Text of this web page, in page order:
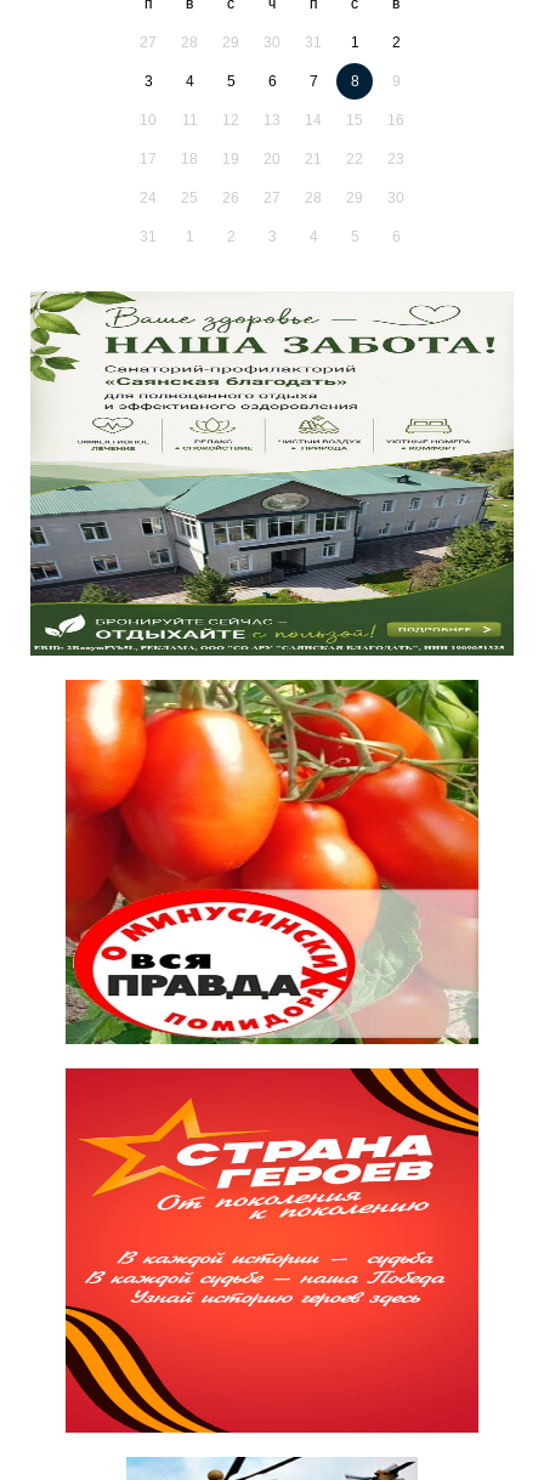
27 28 29 30 31 1 2
3 4 5 6 7 8 9
10 11 12 13 14 15 16
17 18 19 20 21 22 23
24 25 26 27 28 29 30
31 1 2 3 4 5 6